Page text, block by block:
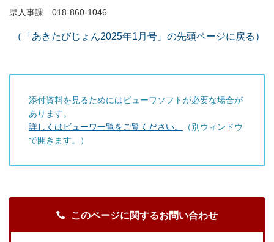
県人事課 018-860-1046
（「あきたびじょん2025年1月号」の先頭ページに戻る）
添付資料を見るためにはビューワソフトが必要な場合が
あります。
詳しくはビューワ一覧をご覧ください。
（別ウィンドウ
で開きます。）
このページに関するお問い合わせ